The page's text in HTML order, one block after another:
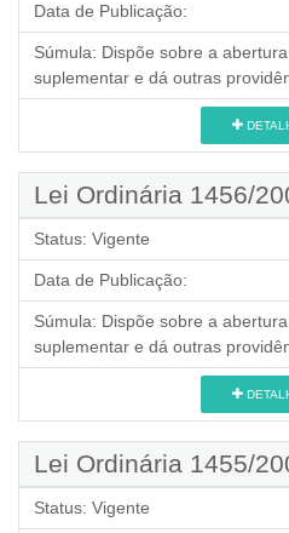
Data de Publicação:
Súmula: Dispõe sobre a
suplementar e dá outras
Lei Ordinária 1456/
Status: Vigente
Data de Publicação:
Súmula: Dispõe sobre a
suplementar e dá outras
Lei Ordinária 1455/
Status: Vigente